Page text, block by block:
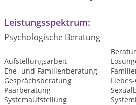
Leistungsspektrum:
Psychologische Beratung
Aufstellungsarbeit
Ehe- und Familienberatung
Gesprächsberatung
Paarberatung
Systemaufstellung